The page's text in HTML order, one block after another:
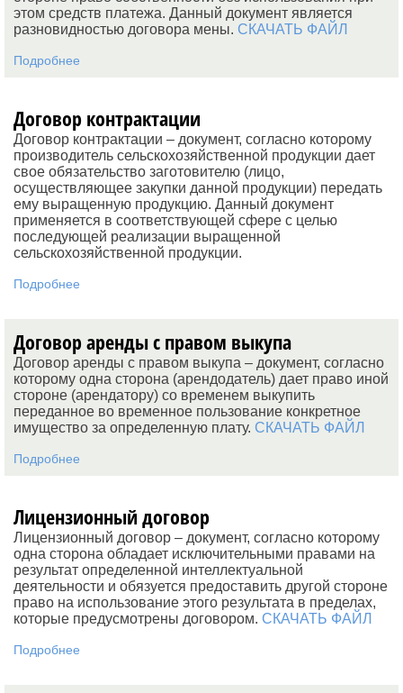
этом средств платежа. Данный документ является
разновидностью договора мены. СКАЧАТЬ ФАЙЛ
Подробнее
Договор контрактации
Договор контрактации – документ, согласно которому
производитель сельскохозяйственной продукции дает
свое обязательство заготовителю (лицо,
осуществляющее закупки данной продукции) передать
ему выращенную продукцию. Данный документ
применяется в соответствующей сфере с целью
последующей реализации выращенной
сельскохозяйственной продукции.
Подробнее
Договор аренды с правом выкупа
Договор аренды с правом выкупа – документ, согласно
которому одна сторона (арендодатель) дает право иной
стороне (арендатору) со временем выкупить
переданное во временное пользование конкретное
имущество за определенную плату. СКАЧАТЬ ФАЙЛ
Подробнее
Лицензионный договор
Лицензионный договор – документ, согласно которому
одна сторона обладает исключительными правами на
результат определенной интеллектуальной
деятельности и обязуется предоставить другой стороне
право на использование этого результата в пределах,
которые предусмотрены договором. СКАЧАТЬ ФАЙЛ
Подробнее